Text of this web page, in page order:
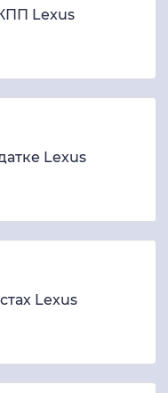
Lexus
Lexus
Lexus